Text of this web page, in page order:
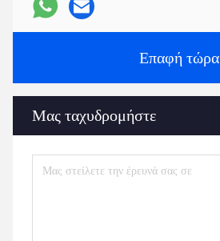
Επαφή τώρα
Μας ταχυδρομήστε